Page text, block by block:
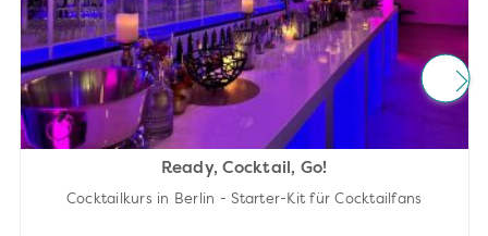
Ready, Cocktail, Go!
Cocktailkurs in Berlin - Starter-Kit für Cocktailfans